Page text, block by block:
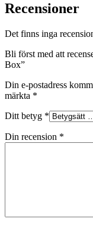
Recensioner
Det finns inga
Bli först med att
Box”
Din e-postadress
märkta *
Ditt betyg *
Din recension *